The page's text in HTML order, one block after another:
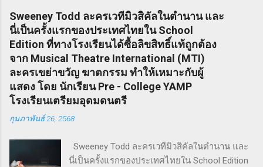
Sweeney Todd ละครเวทีมิวสิคัลในตำนาน และ
นี่เป็นครั้งแรกของประเทศไทยใน School
Edition ที่ทางโรงเรียนได้ซื้อลิขสิทธิ์แท้ถูกต้อง
จาก Musical Theatre International (MTI)
ละครเขย่าขวัญ ฆาตกรรม ทำให้เหมาะกับผู้
แสดง โดย นักเรียน Pre - College YAMP
โรงเรียนเตรียมอุดมดนตรี
กุมภาพันธ์ 26, 2568
Sweeney Todd ละครเวทีมิวสิคัลในตำนาน และ
นี่เป็นครั้งแรกของประเทศไทยใน School Edition